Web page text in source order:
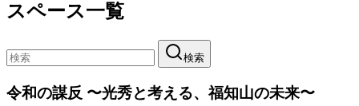
スペース一覧
検索
令和の謀反 〜光秀と考える、福知山の未来〜